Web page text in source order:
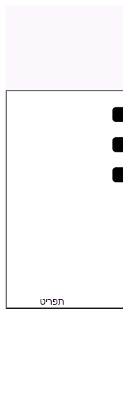
תפריט